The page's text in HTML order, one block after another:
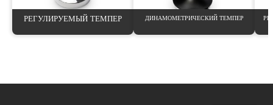
РЕГУЛИРУЕМЫЙ ТЕМПЕР ДИНАМОМЕТРИЧЕСКИЙ ТЕМПЕР